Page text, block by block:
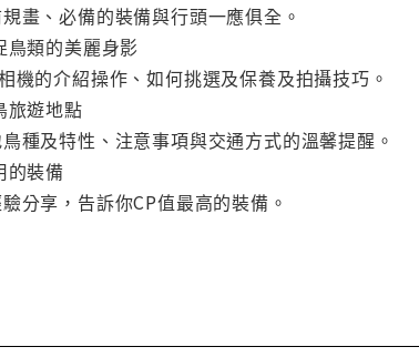
畫、必備的裝備與行頭一應俱全。
類的美麗身影
機的介紹操作、如何挑選及保養及拍攝技巧。
遊地點
種及特性、注意事項與交通方式的溫馨提醒。
裝備
分享，告訴你CP值最高的裝備。